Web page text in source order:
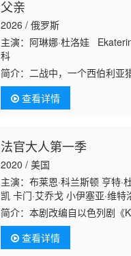
父亲
2026 / 俄罗斯
主演：阿琳娜·杜洛娃
科
简介：二战中，一个西伯利亚
查看详情
法官大人第一季
2020 / 美国
主演：布莱恩·科兰斯顿 亨特·
凯 卡门·艾乔戈 小伊塞亚·维
Machekanyanga 加勒特·克鲁
克·迪尔 约翰·皮鲁切洛 杰拉德
伦·米切尔 库伦·莫斯 吉布瑞尔
简介：本剧改编自以色列剧《
受人尊敬的法官，而其子卷入
查看详情